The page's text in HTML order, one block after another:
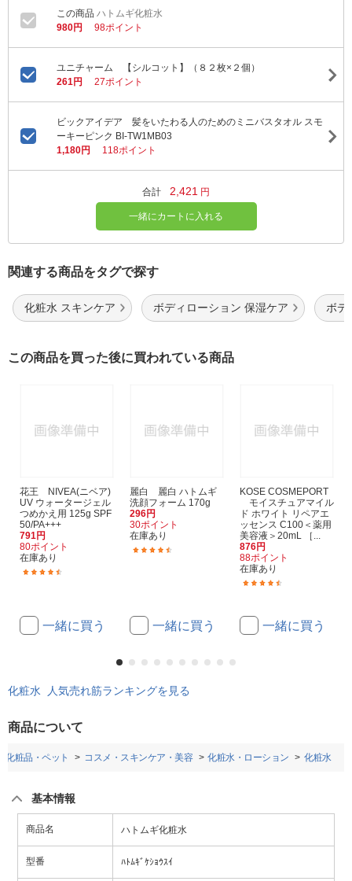
ハトムギ化粧水
980円
98ポイント
ユニチャーム 【シルコット】（８２枚×２個）
261円
27ポイント
ビックアイデア 髪をいたわる人のためのミニバスタオル スモ
ーキーピンク BI-TW1MB03
1,180円
118ポイント
合計 2,421 円
一緒にカートに入れる
関連する商品をタグで探す
化粧水 スキンケア ボディローション 保湿ケア ボデ
この商品を買った後に買われている商品
花王 NIVEA(ニベア)
UV ウォータージェル
つめかえ用 125g SPF
50/PA+++
791円
80ポイント
在庫あり
一緒に買う
麗白 麗白 ハトムギ
洗顔フォーム 170g
296円
30ポイント
在庫あり
一緒に買う
KOSE COSMEPORT
モイスチュアマイル
ド ホワイト リペアエ
ッセンス C100＜薬用
美容液＞20mL ［...
876円
88ポイント
在庫あり
一緒に買う
化粧水 人気売れ筋ランキングを見る
商品について
化粧品・ペット コスメ・スキンケア・美容 化粧水・ローション 化粧水
基本情報
商品名 ハトムギ化粧水
型番 ﾊﾄﾑｷﾞｹｼｮｳｽｲ